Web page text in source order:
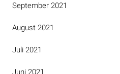
September 2021
August 2021
Juli 2021
Juni 2021